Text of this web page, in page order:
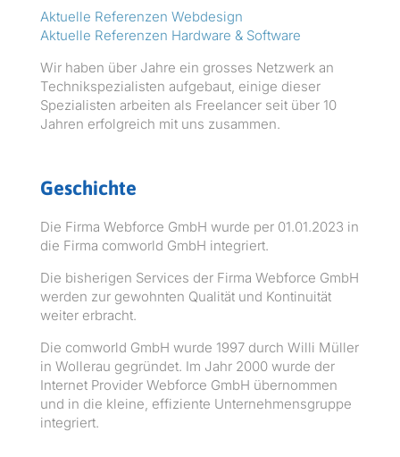
Aktuelle Ref­eren­zen Web­de­sign
Aktuelle Ref­eren­zen Hard­ware & Software
Wir haben über Jahre ein gross­es Net­zw­erk an
Tech­nikspezial­is­ten aufge­baut, einige dieser
Spezial­is­ten arbeit­en als Free­lancer seit über 10
Jahren erfol­gre­ich mit uns zusammen.
Geschichte
Die Fir­ma Web­force GmbH wurde per 01.01.2023 in
die Fir­ma com­world GmbH integriert.
Die bish­eri­gen Ser­vices der Fir­ma Web­force GmbH
wer­den zur gewohn­ten Qual­ität und Kon­ti­nu­ität
weit­er erbracht.
Die com­world GmbH wurde 1997 durch Willi Müller
in Woller­au gegrün­det. Im Jahr 2000 wurde der
Inter­net Provider Web­force GmbH über­nom­men
und in die kleine, effiziente Unternehmensgruppe
integriert.